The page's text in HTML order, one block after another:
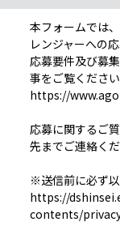
本フォームでは
レンジャーへの
応募要件及び募
事をご覧ください
https://
応募に関するご
先までご連絡く
※送信前に必ず以
https://
contents/